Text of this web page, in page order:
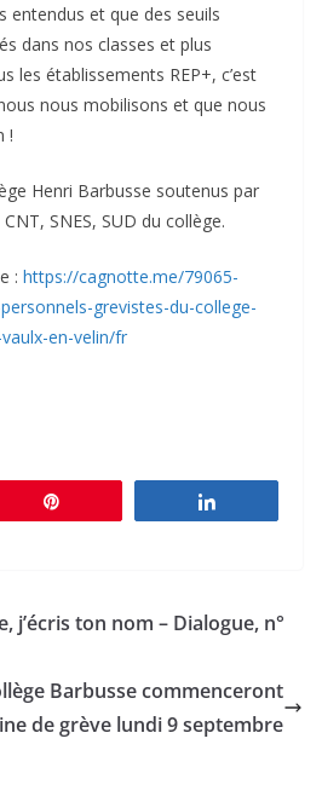
entendus et que des seuils
dans nos classes et plus
les établissements REP+, c’est
nous mobilisons et que nous
!
Henri Barbusse soutenus par
SNES, SUD du collège.
: https://cagnotte.me/79065-
grevistes-du-college-
en-velin/fr
j’écris ton nom – Dialogue, n°
Barbusse commenceront
de grève lundi 9 septembre